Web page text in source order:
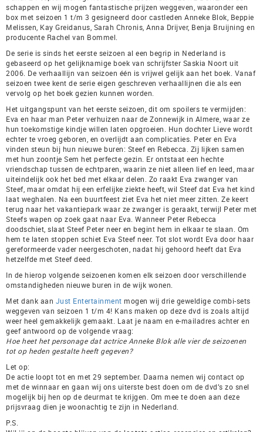
schappen en wij mogen fantastische prijzen weggeven, waaronder een
box met seizoen 1 t/m 3 gesigneerd door castleden Anneke Blok, Beppie
Melissen, Kay Greidanus, Sarah Chronis, Anna Drijver, Benja Bruijning en
producente Rachel van Bommel.
De serie is sinds het eerste seizoen al een begrip in Nederland is
gebaseerd op het gelijknamige boek van schrijfster Saskia Noort uit
2006. De verhaallijn van seizoen één is vrijwel gelijk aan het boek. Vanaf
seizoen twee kent de serie eigen geschreven verhaallijnen die als een
vervolg op het boek gezien kunnen worden.
Het uitgangspunt van het eerste seizoen, dit om spoilers te vermijden:
Eva en haar man Peter verhuizen naar de Zonnewijk in Almere, waar ze
hun toekomstige kindje willen laten opgroeien. Hun dochter Lieve wordt
echter te vroeg geboren, en overlijdt aan complicaties. Peter en Eva
vinden steun bij hun nieuwe buren: Steef en Rebecca. Zij lijken samen
met hun zoontje Sem het perfecte gezin. Er ontstaat een hechte
vriendschap tussen de echtparen, waarin ze niet alleen lief en leed, maar
uiteindelijk ook het bed met elkaar delen. Zo raakt Eva zwanger van
Steef, maar omdat hij een erfelijke ziekte heeft, wil Steef dat Eva het kind
laat weghalen. Na een buurtfeest ziet Eva het niet meer zitten. Ze keert
terug naar het vakantiepark waar ze zwanger is geraakt, terwijl Peter met
Steefs wapen op zoek gaat naar Eva. Wanneer Peter Rebecca
doodschiet, slaat Steef Peter neer en begint hem in elkaar te slaan. Om
hem te laten stoppen schiet Eva Steef neer. Tot slot wordt Eva door haar
gereformeerde vader neergeschoten, nadat hij gehoord heeft dat Eva
hetzelfde met Steef deed.
In de hierop volgende seizoenen komen elk seizoen door verschillende
omstandigheden nieuwe buren in de wijk wonen.
Met dank aan Just Entertainment mogen wij drie geweldige combi-sets
weggeven van seizoen 1 t/m 4! Kans maken op deze dvd is zoals altijd
weer heel gemakkelijk gemaakt. Laat je naam en e-mailadres achter en
geef antwoord op de volgende vraag:
Hoe heet het personage dat actrice Anneke Blok alle vier de seizoenen
tot op heden gestalte heeft gegeven?
Let op:
De actie loopt tot en met 29 september. Daarna nemen wij contact op
met de winnaar en gaan wij ons uiterste best doen om de dvd’s zo snel
mogelijk bij hen op de deurmat te krijgen. Om mee te doen aan deze
prijsvraag dien je woonachtig te zijn in Nederland.
P.S.